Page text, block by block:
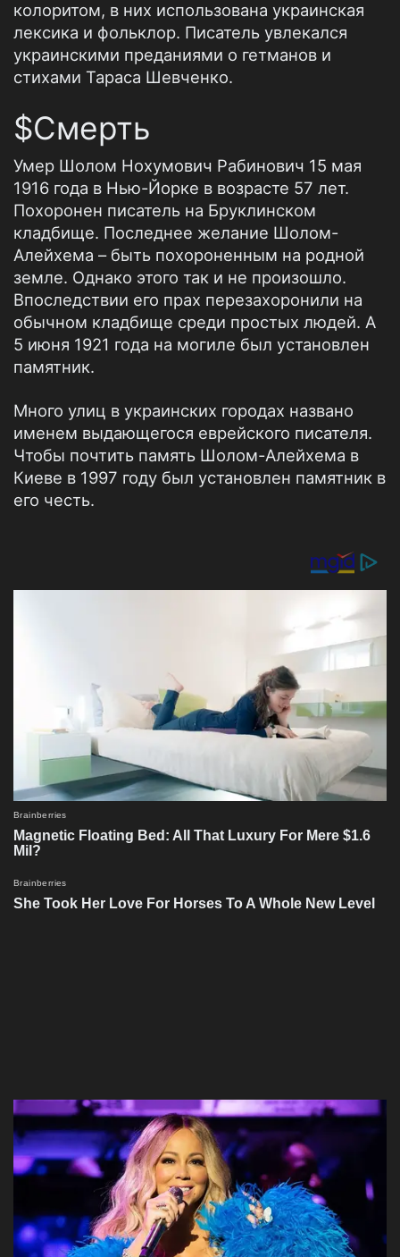
колоритом, в них использована украинская
лексика и фольклор. Писатель увлекался
украинскими преданиями о гетманов и
стихами Тараса Шевченко.
$Смерть
Умер Шолом Нохумович Рабинович 15 мая
1916 года в Нью-Йорке в возрасте 57 лет.
Похоронен писатель на Бруклинском
кладбище. Последнее желание Шолом-
Алейхема – быть похороненным на родной
земле. Однако этого так и не произошло.
Впоследствии его прах перезахоронили на
обычном кладбище среди простых людей. А
5 июня 1921 года на могиле был установлен
памятник.
Много улиц в украинских городах названо
именем выдающегося еврейского писателя.
Чтобы почтить память Шолом-Алейхема в
Киеве в 1997 году был установлен памятник в
его честь.